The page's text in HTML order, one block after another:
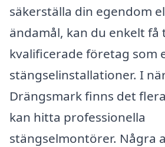
säkerställa din egendom
ändamål, kan du enkelt få
kvalificerade företag som
stängselinstallationer. I
Drängsmark finns det
kan hitta professionella
stängselmontörer. Några